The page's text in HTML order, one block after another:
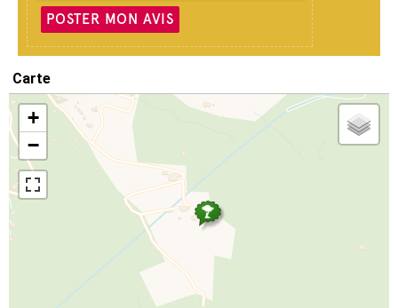
POSTER MON AVIS
Carte
+
−